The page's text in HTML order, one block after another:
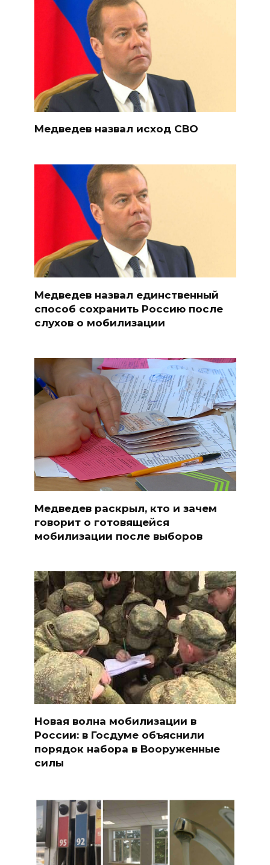
Медведев назвал исход СВО
Медведев назвал единственный
способ сохранить Россию после
слухов о мобилизации
Медведев раскрыл, кто и зачем
говорит о готовящейся
мобилизации после выборов
Новая волна мобилизации в
России: в Госдуме объяснили
порядок набора в Вооруженные
силы